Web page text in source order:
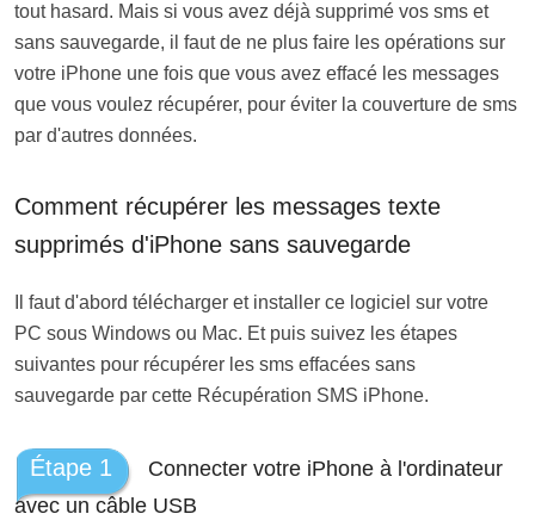
tout hasard. Mais si vous avez déjà supprimé vos sms et
sans sauvegarde, il faut de ne plus faire les opérations sur
votre iPhone une fois que vous avez effacé les messages
que vous voulez récupérer, pour éviter la couverture de sms
par d'autres données.
Comment récupérer les messages texte
supprimés d'iPhone sans sauvegarde
Il faut d'abord télécharger et installer ce logiciel sur votre
PC sous Windows ou Mac. Et puis suivez les étapes
suivantes pour récupérer les sms effacées sans
sauvegarde par cette Récupération SMS iPhone.
Étape 1
Connecter votre iPhone à l'ordinateur
avec un câble USB